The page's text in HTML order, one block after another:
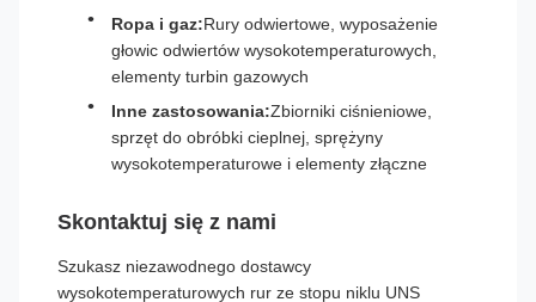
Ropa i gaz:Rury odwiertowe, wyposażenie
głowic odwiertów wysokotemperaturowych,
elementy turbin gazowych
Inne zastosowania:Zbiorniki ciśnieniowe,
sprzęt do obróbki cieplnej, sprężyny
wysokotemperaturowe i elementy złączne
Skontaktuj się z nami
Szukasz niezawodnego dostawcy
wysokotemperaturowych rur ze stopu niklu UNS